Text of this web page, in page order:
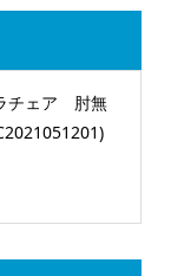
チェア 肘無